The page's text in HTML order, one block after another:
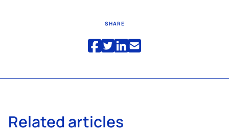
SHARE
Related articles